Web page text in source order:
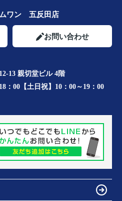
ムワン 五反田店
お問い合わせ
13 親切堂ビル 4階
：00【土日祝】10：00～19：00